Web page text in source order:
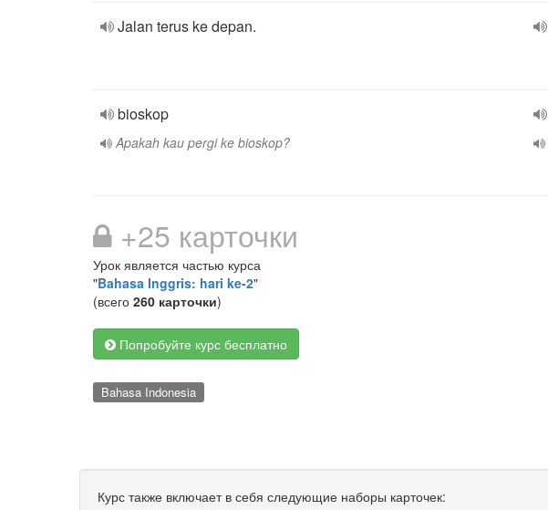
Jalan terus ke depan.
bioskop
Apakah kau pergi ke bioskop?
+25 карточки
Урок является частью курса
"Bahasa Inggris: hari ke-2"
(всего 260 карточки)
Попробуйте курс бесплатно
Bahasa Indonesia
Курс также включает в себя следующие наборы карточек: